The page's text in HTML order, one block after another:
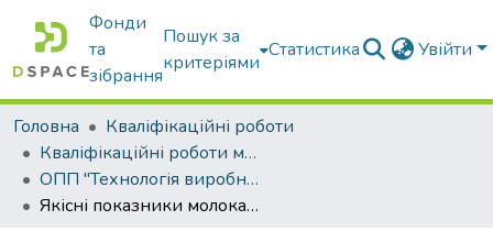
Фонди
та
зібрання
Пошук за
критеріями
Статистика Увійти
Головна
Кваліфікаційні роботи
Кваліфікаційні роботи магістрів
ОПП "Технологія виробництва і переробки продукції тваринництва"
Якісні показники молока корів української чорно-рябої молочної породи